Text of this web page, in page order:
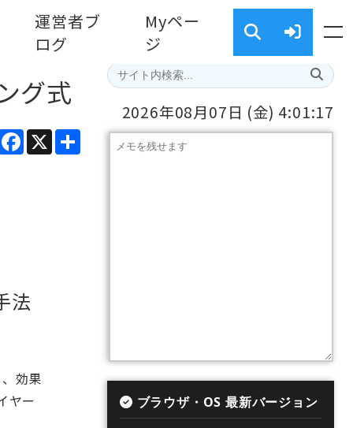
運営者ブ
ログ
Myペー
ジ
グ式
X
Facebook
法
効果
ヤー
2026年08月07日 (金) 4:01:18
ブラウザ・OS 最新バージョン